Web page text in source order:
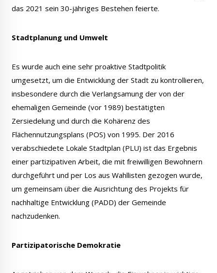
Le Créa
das 2021 sein 30-jähriges Bestehen feierte.
Stadtplanung und Umwelt
Es wurde auch eine sehr proaktive Stadtpolitik
umgesetzt, um die Entwicklung der Stadt zu kontrollieren,
insbesondere durch die Verlangsamung der von der
ehemaligen Gemeinde (vor 1989) bestätigten
Zersiedelung und durch die Kohärenz des
Flächennutzungsplans (POS) von 1995. Der 2016
verabschiedete Lokale Stadtplan (PLU) ist das Ergebnis
einer partizipativen Arbeit, die mit freiwilligen Bewohnern
durchgeführt und per Los aus Wahllisten gezogen wurde,
um gemeinsam über die Ausrichtung des Projekts für
nachhaltige Entwicklung (PADD) der Gemeinde
nachzudenken.
Partizipatorische Demokratie